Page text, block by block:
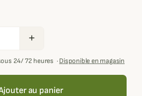
add
24/ 72 heures ·Disponible en magasin
au panier